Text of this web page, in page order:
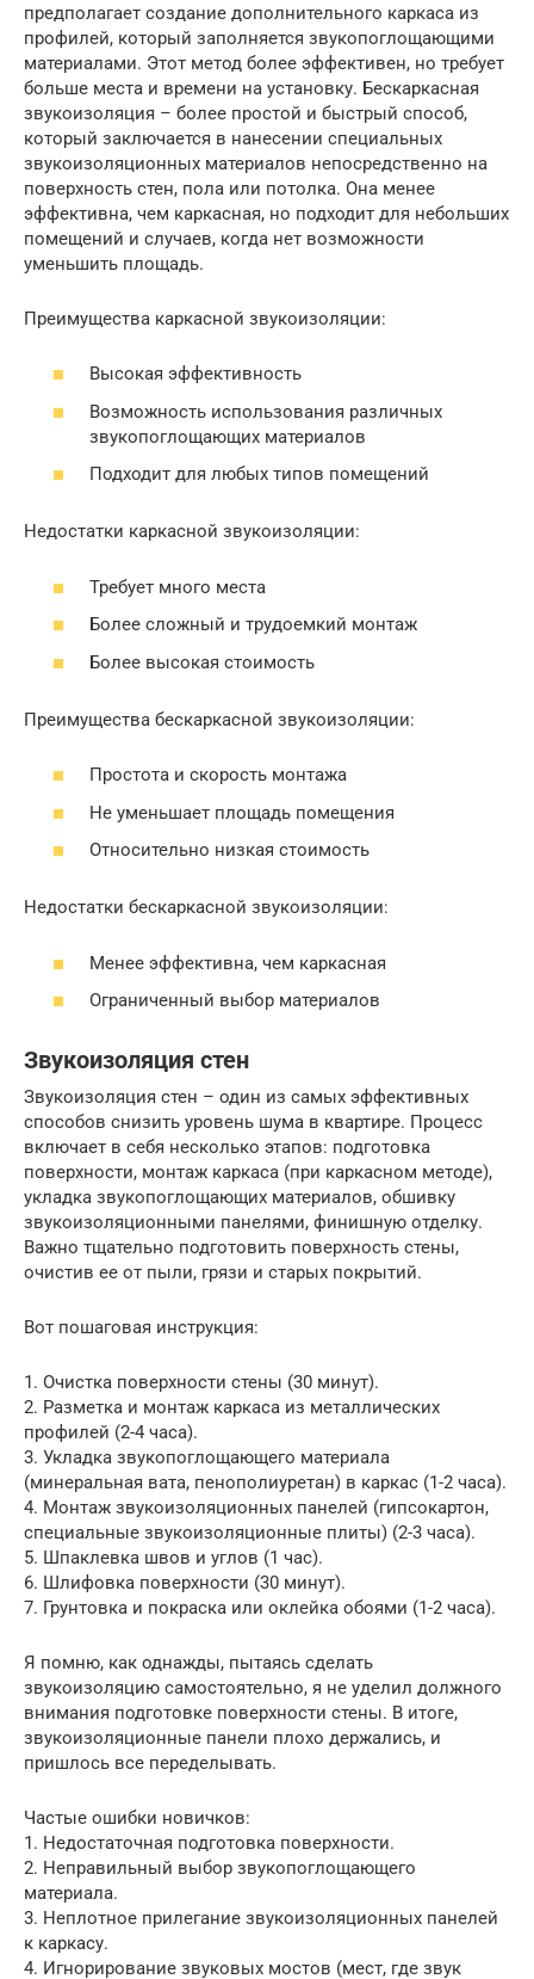
предполагает создание дополнительного каркаса из
профилей, который заполняется звукопоглощающими
материалами. Этот метод более эффективен, но требует
больше места и времени на установку. Бескаркасная
звукоизоляция – более простой и быстрый способ,
который заключается в нанесении специальных
звукоизоляционных материалов непосредственно на
поверхность стен, пола или потолка. Она менее
эффективна, чем каркасная, но подходит для небольших
помещений и случаев, когда нет возможности
уменьшить площадь.
Преимущества каркасной звукоизоляции:
Высокая эффективность
Возможность использования различных
звукопоглощающих материалов
Подходит для любых типов помещений
Недостатки каркасной звукоизоляции:
Требует много места
Более сложный и трудоемкий монтаж
Более высокая стоимость
Преимущества бескаркасной звукоизоляции:
Простота и скорость монтажа
Не уменьшает площадь помещения
Относительно низкая стоимость
Недостатки бескаркасной звукоизоляции:
Менее эффективна, чем каркасная
Ограниченный выбор материалов
Звукоизоляция стен
Звукоизоляция стен – один из самых эффективных
способов снизить уровень шума в квартире. Процесс
включает в себя несколько этапов: подготовка
поверхности, монтаж каркаса (при каркасном методе),
укладка звукопоглощающих материалов, обшивку
звукоизоляционными панелями, финишную отделку.
Важно тщательно подготовить поверхность стены,
очистив ее от пыли, грязи и старых покрытий.
Вот пошаговая инструкция:
1. Очистка поверхности стены (30 минут).
2. Разметка и монтаж каркаса из металлических
профилей (2-4 часа).
3. Укладка звукопоглощающего материала
(минеральная вата, пенополиуретан) в каркас (1-2 часа).
4. Монтаж звукоизоляционных панелей (гипсокартон,
специальные звукоизоляционные плиты) (2-3 часа).
5. Шпаклевка швов и углов (1 час).
6. Шлифовка поверхности (30 минут).
7. Грунтовка и покраска или оклейка обоями (1-2 часа).
Я помню, как однажды, пытаясь сделать
звукоизоляцию самостоятельно, я не уделил должного
внимания подготовке поверхности стены. В итоге,
звукоизоляционные панели плохо держались, и
пришлось все переделывать.
Частые ошибки новичков:
1. Недостаточная подготовка поверхности.
2. Неправильный выбор звукопоглощающего
материала.
3. Неплотное прилегание звукоизоляционных панелей
к каркасу.
4. Игнорирование звуковых мостов (мест, где звук